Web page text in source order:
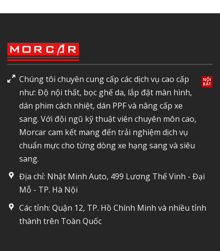
Chúng tôi chuyên cung cấp các dịch vụ cao cấp
như: Độ nội thất, bọc ghế da, lắp đặt màn hình,
dán phim cách nhiệt, dán PPF và nâng cấp xe
sang. Với đội ngũ kỹ thuật viên chuyên môn cao,
Morcar cam kết mang đến trải nghiệm dịch vụ
chuẩn mực cho từng dòng xe hạng sang và siêu
sang.
Địa chỉ: Nhật Minh Auto, 499 Lương Thế Vinh - Đại
Mỗ - TP. Hà Nội
Các tỉnh: Quận 12, TP. Hồ Chính Minh và nhiều tỉnh
thành trên Toàn Quốc